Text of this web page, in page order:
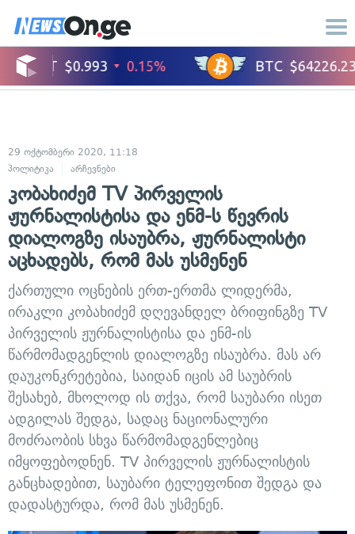
29 ოქტომბერი 2020, 11:18
პოლიტიკა
არჩევნები
კობახიძემ TV პირველის
ჟურნალისტისა და ენმ-ს წევრის
დიალოგზე ისაუბრა, ჟურნალისტი
აცხადებს, რომ მას უსმენენ
ქართული ოცნების ერთ-ერთმა ლიდერმა,
ირაკლი კობახიძემ დღევანდელ ბრიფინგზე TV
პირველის ჟურნალისტისა და ენმ-ის
წარმომადგენლის დიალოგზე ისაუბრა. მას არ
დაუკონკრეტებია, საიდან იცის ამ საუბრის
შესახებ, მხოლოდ ის თქვა, რომ საუბარი ისეთ
ადგილას შედგა, სადაც ნაციონალური
მოძრაობის სხვა წარმომადგენლებიც
იმყოფებოდნენ. TV პირველის ჟურნალისტის
განცხადებით, საუბარი ტელეფონით შედგა და
დადასტურდა, რომ მას უსმენენ.